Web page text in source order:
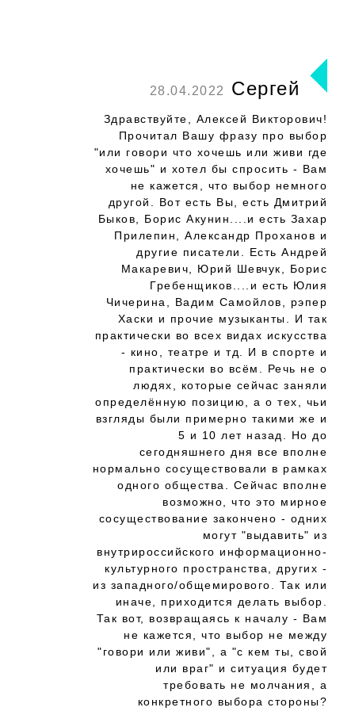
28.04.2022 Сергей
Здравствуйте, Алексей Викторович!
Прочитал Вашу фразу про выбор
"или говори что хочешь или живи где
хочешь" и хотел бы спросить - Вам
не кажется, что выбор немного
другой. Вот есть Вы, есть Дмитрий
Быков, Борис Акунин....и есть Захар
Прилепин, Александр Проханов и
другие писатели. Есть Андрей
Макаревич, Юрий Шевчук, Борис
Гребенщиков....и есть Юлия
Чичерина, Вадим Самойлов, рэпер
Хаски и прочие музыканты. И так
практически во всех видах искусства
- кино, театре и тд. И в спорте и
практически во всём. Речь не о
людях, которые сейчас заняли
определённую позицию, а о тех, чьи
взгляды были примерно такими же и
5 и 10 лет назад. Но до
сегодняшнего дня все вполне
нормально сосуществовали в рамках
одного общества. Сейчас вполне
возможно, что это мирное
сосуществование закончено - одних
могут "выдавить" из
внутрироссийского информационно-
культурного пространства, других -
из западного/общемирового. Так или
иначе, приходится делать выбор.
Так вот, возвращаясь к началу - Вам
не кажется, что выбор не между
"говори или живи", а "с кем ты, свой
или враг" и ситуация будет
требовать не молчания, а
конкретного выбора стороны?